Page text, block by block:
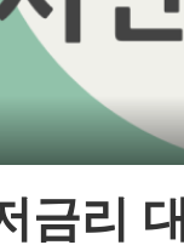
금리